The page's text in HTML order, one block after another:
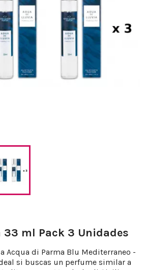
33 ml Pack 3 Unidades
Acqua di Parma Blu Mediterraneo -
si buscas un perfume similar a